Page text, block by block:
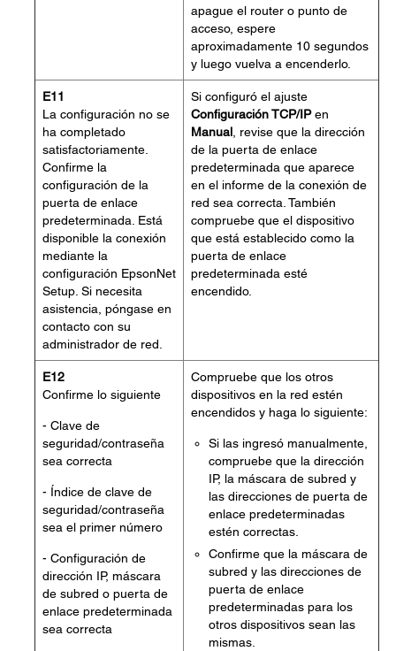
apague el router o punto de
acceso, espere
aproximadamente 10 segundos
y luego vuelva a encenderlo.
E11
La configuración no se
ha completado
satisfactoriamente.
Confirme la
configuración de la
puerta de enlace
predeterminada. Está
disponible la conexión
mediante la
configuración EpsonNet
Setup. Si necesita
asistencia, póngase en
contacto con su
administrador de red.
Si configuró el ajuste
Configuración TCP/IPen
Manual, revise que la dirección
de la puerta de enlace
predeterminada que aparece
en el informe de la conexión de
red sea correcta. También
compruebe que el dispositivo
que está establecido como la
puerta de enlace
predeterminada esté
encendido.
E12
Confirme lo siguiente
- Clave de
seguridad/contraseña
sea correcta
- Índice de clave de
seguridad/contraseña
sea el primer número
- Configuración de
dirección IP, máscara
de subred o puerta de
enlace predeterminada
sea correcta
Compruebe que los otros
dispositivos en la red estén
encendidos y haga lo siguiente:
Si las ingresó manualmente,
compruebe que la dirección
IP, la máscara de subred y
las direcciones de puerta de
enlace predeterminadas
estén correctas.
Confirme que la máscara de
subred y las direcciones de
puerta de enlace
predeterminadas para los
otros dispositivos sean las
mismas.